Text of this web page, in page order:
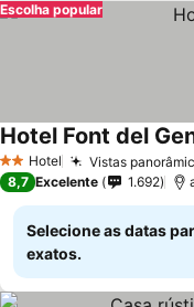
Escolha popular
2 Estrelas
Hotel Vistas
Hotel Font del
8,7 Excelente 1.692
Selecione as datas
exatos.